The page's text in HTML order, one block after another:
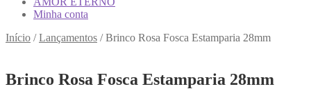
Minha conta
Início /Lançamentos /Brinco Rosa Fosca Estamparia 28mm
Brinco Rosa Fosca Estamparia 28mm